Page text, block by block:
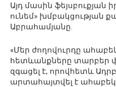
Այդ մասին ֆեյսբուքյան
ունեմ» խմբակցության
Աբրահամյանը․
«Մեր ժողովուրդը
հետևանքները տարբեր
զգացել է, որովհետև
արտահայտվել է